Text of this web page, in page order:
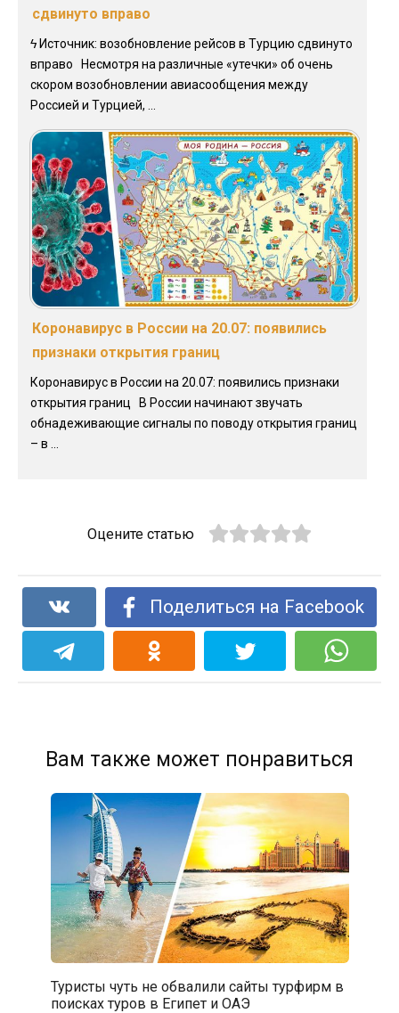
сдвинуто вправо
ϟ Источник: возобновление рейсов в Турцию сдвинуто
вправо Несмотря на различные «утечки» об очень
скором возобновлении авиасообщения между
Россией и Турцией, ...
Коронавирус в России на 20.07: появились
признаки открытия границ
Коронавирус в России на 20.07: появились признаки
открытия границ В России начинают звучать
обнадеживающие сигналы по поводу открытия границ
– в ...
Оцените статью
Поделиться на Facebook
Вам также может понравиться
Туристы чуть не обвалили сайты турфирм в
поисках туров в Египет и ОАЭ